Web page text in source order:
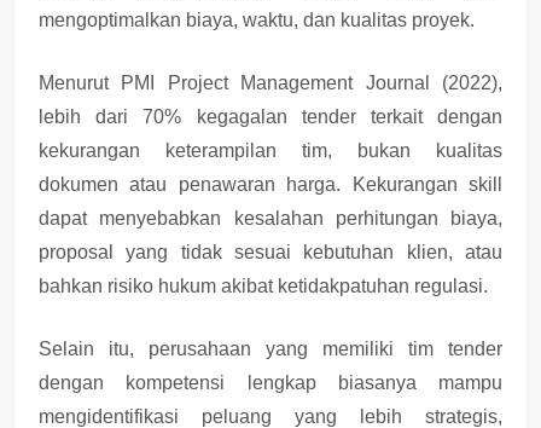
mengoptimalkan biaya, waktu, dan kualitas proyek.
Menurut PMI Project Management Journal (2022),
lebih dari 70% kegagalan tender terkait dengan
kekurangan keterampilan tim, bukan kualitas
dokumen atau penawaran harga. Kekurangan skill
dapat menyebabkan
kesalahan perhitungan biaya,
proposal yang tidak sesuai kebutuhan klien, atau
bahkan risiko hukum akibat ketidakpatuhan regulasi.
Selain itu, perusahaan yang memiliki tim tender
dengan
kompetensi lengkapbiasanya mampu
mengidentifikasi peluang yang lebih strategis,